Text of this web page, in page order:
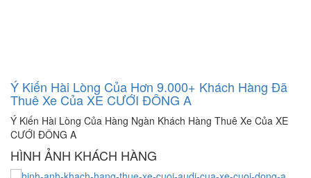
Ý Kiến Hài Lòng Của Hơn 9.000+ Khách Hàng Đã
Thuê Xe Của XE CƯỚI ĐÔNG A
Ý Kiến Hài Lòng Của Hàng Ngàn Khách Hàng Thuê Xe Của XE
CƯỚI ĐÔNG A
HÌNH ẢNH KHÁCH HÀNG